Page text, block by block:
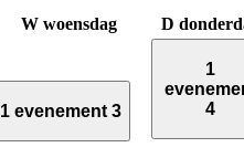
W woensdag D
1 evenement 3
1
4